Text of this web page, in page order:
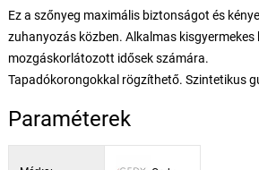
Ez a szőnyeg maximális biztonságot és
zuhanyozás közben. Alkalmas
mozgáskorlátozott idősek számára.
Tapadókorongokkal rögzíthető. Szintetikus
Paraméterek